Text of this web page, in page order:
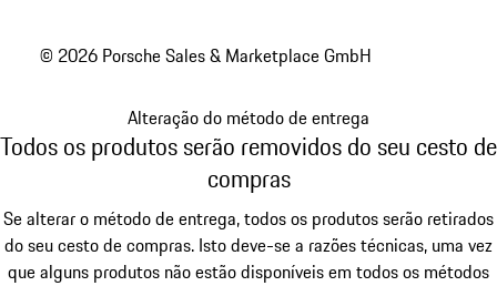
© 2026 Porsche Sales & Marketplace GmbH
Alteração do método de entrega
Todos os produtos serão removidos do seu cesto de
compras
Se alterar o método de entrega, todos os produtos serão retirados
do seu cesto de compras. Isto deve-se a razões técnicas, uma vez
que alguns produtos não estão disponíveis em todos os métodos